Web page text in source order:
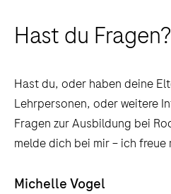
Hast du Fragen?
Hast du, oder haben deine
Lehrpersonen, oder weitere
Fragen zur Ausbildung bei
melde dich bei mir – ich freue
Michelle Vogel